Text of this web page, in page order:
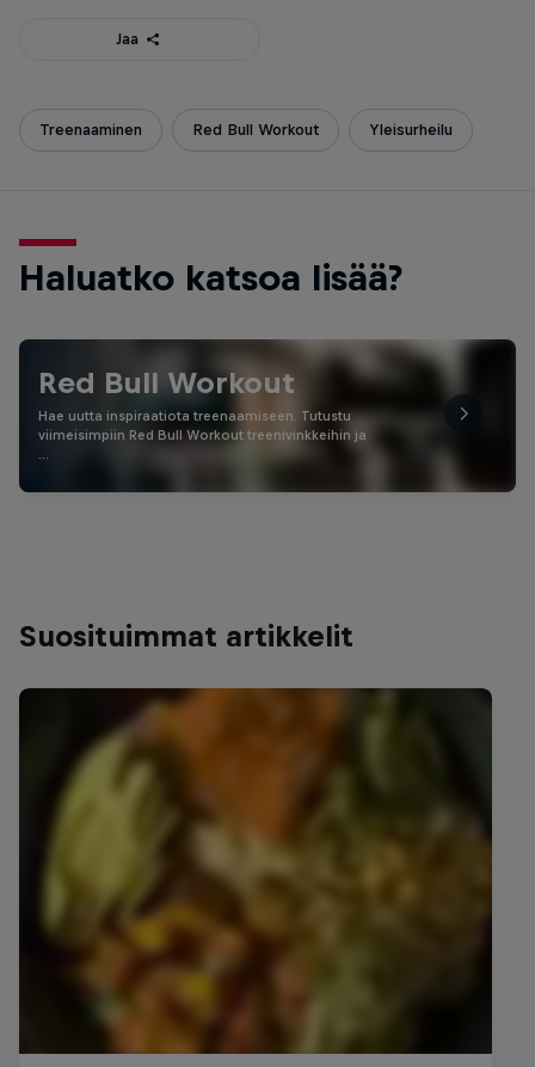
Jaa
Treenaaminen Red Bull Workout Yleisurheilu
Haluatko katsoa lisää?
Red Bull Workout
Hae uutta inspiraatiota treenaamiseen. Tutustu
viimeisimpiin Red Bull Workout treenivinkkeihin ja
Suosituimmat artikkelit